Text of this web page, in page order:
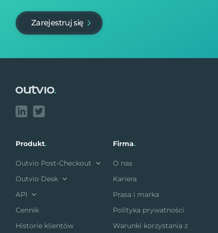
Zarejestruj się
Produkt.
Outvio Post-Checkout
Outvio Desk
API
Cennik
Historie klientów
Firma.
O nas
Kariera
Prasa i marka
Polityka prywatności
Warunki korzystania z